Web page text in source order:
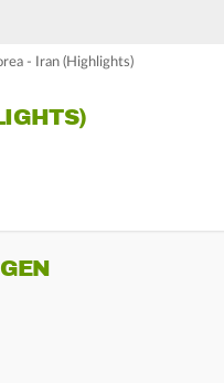
- Iran (Highlights)